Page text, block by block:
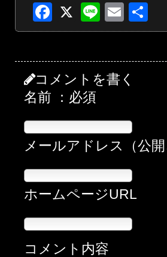
Facebook
X LineEmail
有
コメントを書く
名前 ：必須
メールアドレス（公
ホームページURL
コメント内容